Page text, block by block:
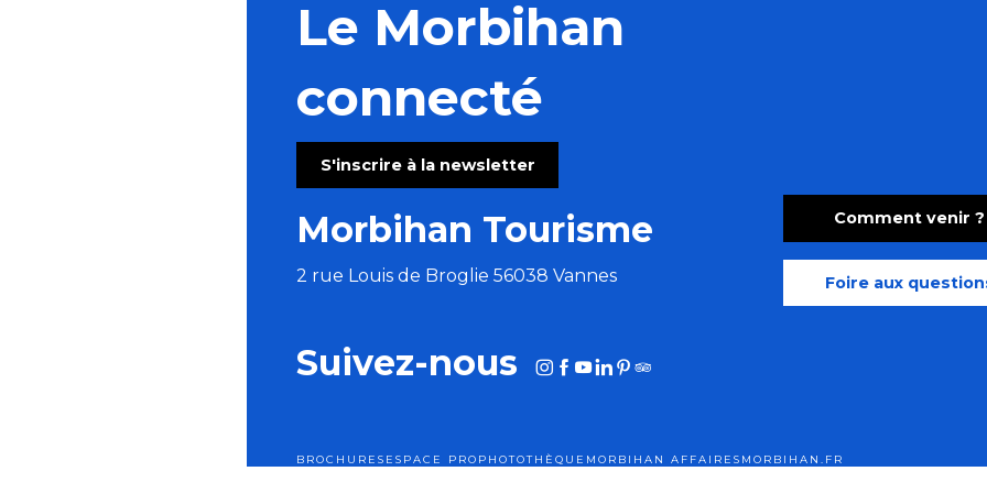
Le Morbihan
connecté
S'inscrire à la newsletter
Morbihan Tourisme
2 rue Louis de Broglie 56038 Vannes
Comment venir ?
Foire aux
Suivez-nous
BROCHURES ESPACE PRO PHOTOTHÈQUE MORBIHAN AFFAIRES MORBIHAN.FR